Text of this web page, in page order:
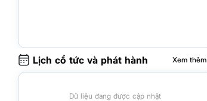
Lịch cổ tức và phát hành Xem thêm
Dữ liệu đang được cập nhật